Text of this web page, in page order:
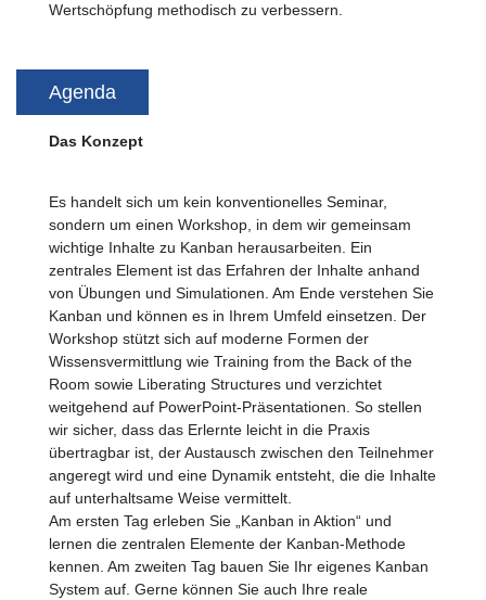
Wertschöpfung methodisch zu verbessern.
Agenda
Das Konzept
Es handelt sich um kein konventionelles Seminar,
sondern um einen Workshop, in dem wir gemeinsam
wichtige Inhalte zu Kanban herausarbeiten. Ein
zentrales Element ist das Erfahren der Inhalte anhand
von Übungen und Simulationen. Am Ende verstehen Sie
Kanban und können es in Ihrem Umfeld einsetzen. Der
Workshop stützt sich auf moderne Formen der
Wissensvermittlung wie Training from the Back of the
Room sowie Liberating Structures und verzichtet
weitgehend auf PowerPoint-Präsentationen. So stellen
wir sicher, dass das Erlernte leicht in die Praxis
übertragbar ist, der Austausch zwischen den Teilnehmer
angeregt wird und eine Dynamik entsteht, die die Inhalte
auf unterhaltsame Weise vermittelt.
Am ersten Tag erleben Sie „Kanban in Aktion“ und
lernen die zentralen Elemente der Kanban-Methode
kennen. Am zweiten Tag bauen Sie Ihr eigenes Kanban
System auf. Gerne können Sie auch Ihre reale